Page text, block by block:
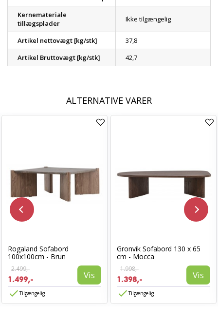
Kernemateriale
tillægsplader
Ikke tilgængelig
Artikel nettovægt [kg/stk]
37,8
Artikel Bruttovægt [kg/stk]
42,7
ALTERNATIVE VARER
Rogaland Sofabord
100x100cm - Brun
2.499,-
1.499,- Vis
Tilgængelig
Gronvik Sofabord 130 x 65
cm - Mocca
1.998,-
1.398,- Vis
Tilgængelig